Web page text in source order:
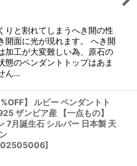
りと割れてしまうへき開の性
開面に光が現れます。 へき開
加工が大変難しい為、原石の
態のペンダントトップはあま
ん…
】 ルビー ペンダントト
ザンビア産 【一点もの】
7月誕生石 シルバー 日本製 天
]